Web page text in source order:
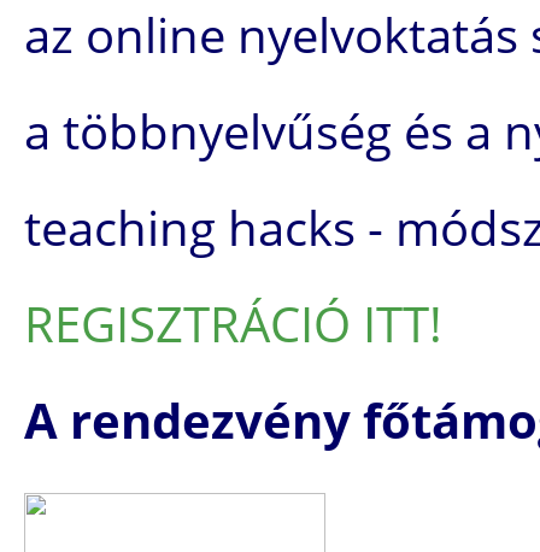
az online
a többnyelvűség és a
teaching hacks -
REGISZTRÁCIÓ ITT!
A rendezvény